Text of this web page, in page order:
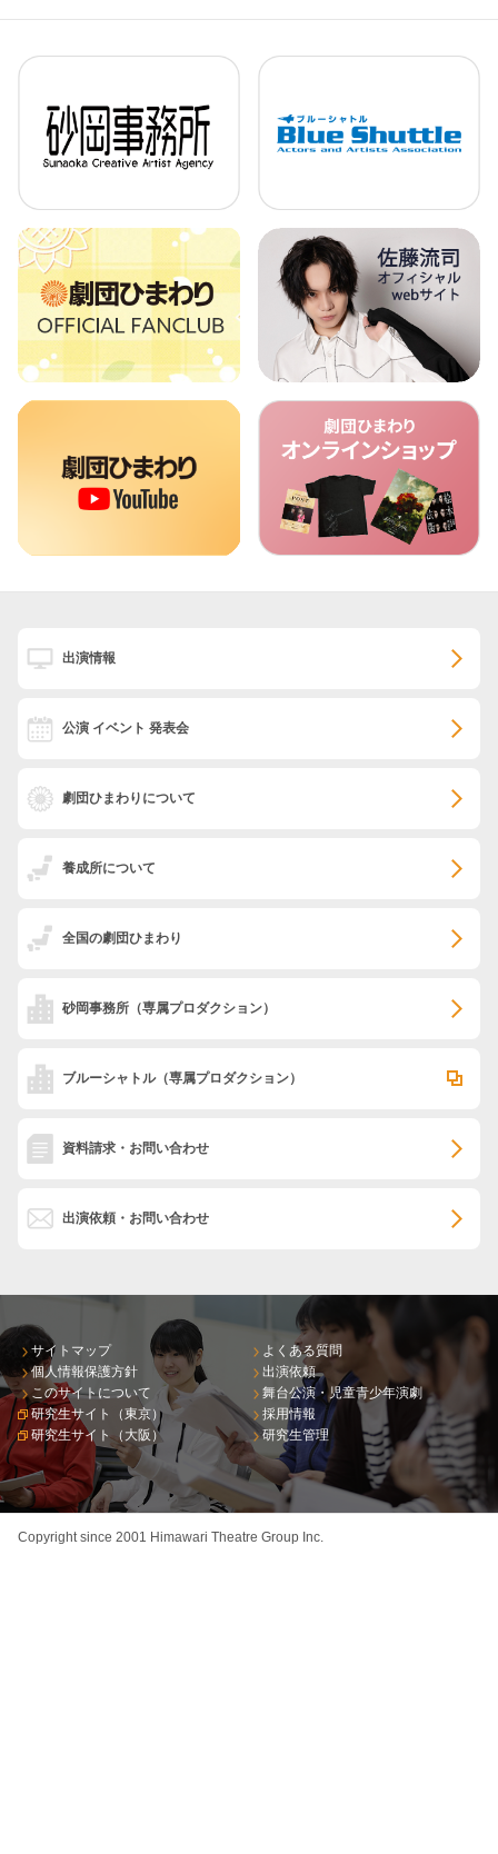
出演情報
公演 イベント 発表会
劇団ひまわりについて
養成所について
全国の劇団ひまわり
砂岡事務所 （専属プロダクション）
ブルーシャトル（専属プロダクション）
資料請求・お問い合わせ
出演依頼・お問い合わせ
サイトマップ
個人情報保護方針
このサイトについて
研究生サイト（東京）
研究生サイト（大阪）
よくある質問
出演依頼
舞台公演・児童青少年演劇
採用情報
研究生管理
Copyright since 2001 Himawari Theatre Group Inc.